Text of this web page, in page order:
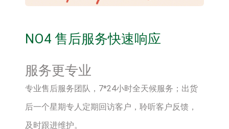
NO4 售后服务快速响应
服务更专业
专业售后服务团队，7*24小时全天候服务；出货
后一个星期专人定期回访客户，聆听客户反馈，
及时跟进维护。